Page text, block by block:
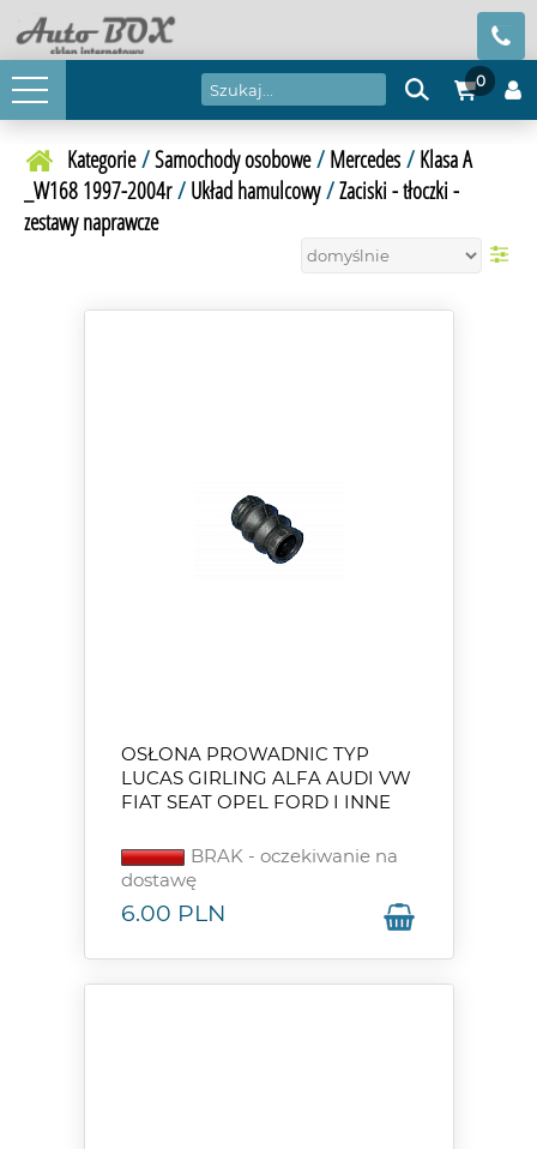
0
Kategorie/Samochody osobowe/ Mercedes/ Klasa A
_W168 1997-2004r/ Układ hamulcowy/Zaciski - tłoczki -
zestawy naprawcze
OSŁONA PROWADNIC TYP
LUCAS GIRLING ALFA AUDI VW
FIAT SEAT OPEL FORD I INNE
BRAK - oczekiwanie na
dostawę
6.00 PLN